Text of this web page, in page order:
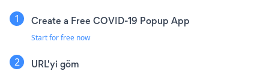
Create a Free COVID-19 Popup App
Start for free now
URL'yi göm